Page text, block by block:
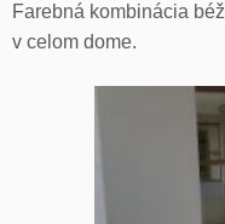
Farebná kombinácia
v celom dome.